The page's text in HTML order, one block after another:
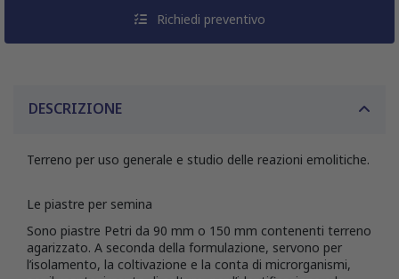
Richiedi preventivo
DESCRIZIONE
Terreno per uso generale e studio delle reazioni emolitiche.
Le piastre per semina
Sono piastre Petri da 90 mm o 150 mm contenenti terreno
agarizzato. A seconda della formulazione, servono per
l’isolamento, la coltivazione e la conta di microrganismi,